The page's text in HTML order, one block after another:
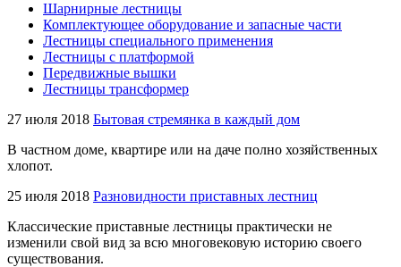
Шарнирные лестницы
Комплектующее оборудование и запасные части
Лестницы специального применения
Лестницы с платформой
Передвижные вышки
Лестницы трансформер
27 июля 2018 Бытовая стремянка в каждый дом
В частном доме, квартире или на даче полно хозяйственных
хлопот.
25 июля 2018 Разновидности приставных лестниц
Классические приставные лестницы практически не
изменили свой вид за всю многовековую историю своего
существования.